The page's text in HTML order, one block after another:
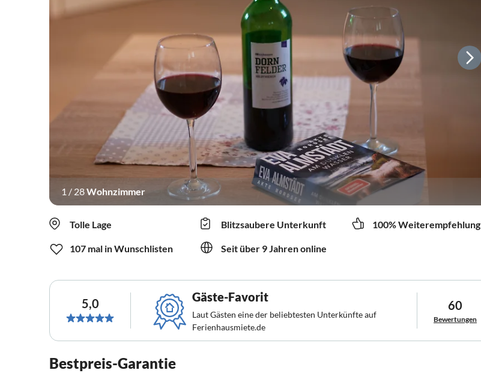
1 / 28Wohnzimmer
Tolle Lage Blitzsaubere Unterkunft 100% Weiterempfehlung
107 mal in Wunschlisten Seit über 9 Jahren online
5,0 Gäste-Favorit
Laut Gästen eine der beliebtesten Unterkünfte auf
Ferienhausmiete.de
60
Bewertungen
Bestpreis-Garantie